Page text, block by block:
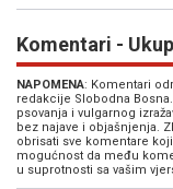
Komentari -
NAPOMENA: Komentari
redakcije Slobodna
psovanja i vulgarnog
bez najave i objašnjenja.
obrisati sve komentare
mogućnost da među
u suprotnosti sa vašim